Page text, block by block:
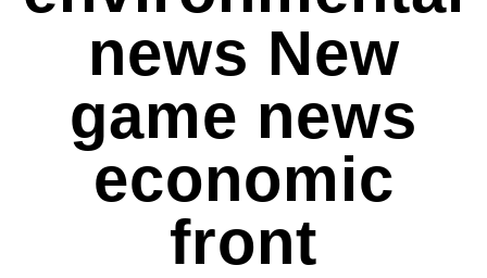
news New
game news
economic
front